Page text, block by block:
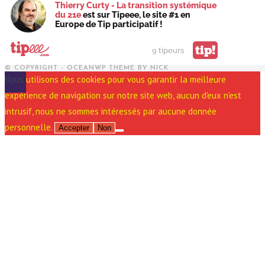
Thierry Curty - La transition systémique
du 21eest sur Tipeee, le site #1 en
Europe de Tip participatif !
9 tipeurs tip!
© COPYRIGHT - OCEANWP THEME BY NICK
Nous utilisons des cookies pour vous garantir la meilleure
expérience de navigation sur notre site web, aucun d'eux n'est
intrusif, nous ne sommes intéressés par aucune donnée
personnelle.
Accepter Non